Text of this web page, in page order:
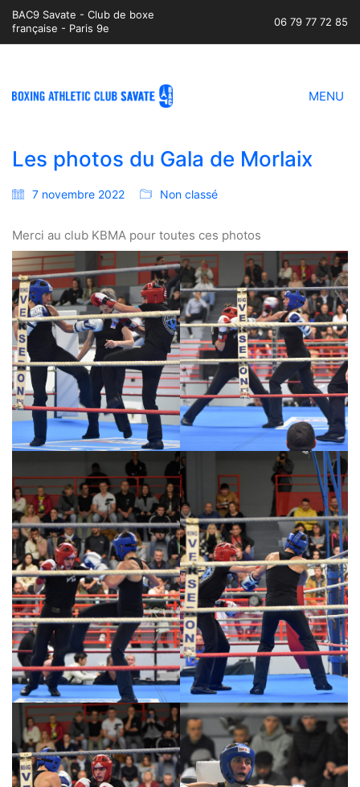
BAC9 Savate - Club de boxe
française - Paris 9e
06 79 77 72 85
MENU
Les photos du Gala de Morlaix
7 novembre 2022 Non classé
Merci au club KBMA pour toutes ces photos